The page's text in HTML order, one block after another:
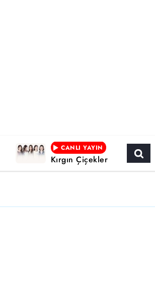
CANLI YAYIN
Kırgın Çiçekler